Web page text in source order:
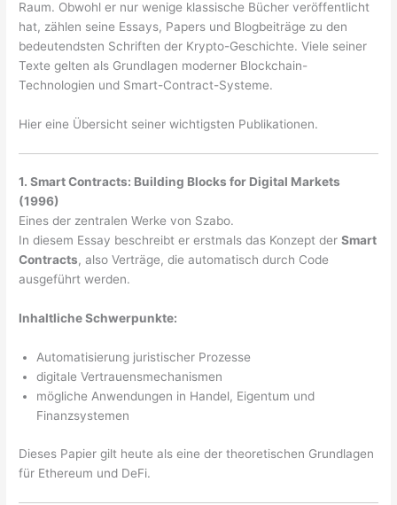
Raum. Obwohl er nur wenige klassische Bücher veröffentlicht
hat, zählen seine Essays, Papers und Blogbeiträge zu den
bedeutendsten Schriften der Krypto-Geschichte. Viele seiner
Texte gelten als Grundlagen moderner Blockchain-
Technologien und Smart-Contract-Systeme.
Hier eine Übersicht seiner wichtigsten Publikationen.
1. Smart Contracts: Building Blocks for Digital Markets
(1996)
Eines der zentralen Werke von Szabo.
In diesem Essay beschreibt er erstmals das Konzept derSmart
Contracts, also Verträge, die automatisch durch Code
ausgeführt werden.
Inhaltliche Schwerpunkte:
Automatisierung juristischer Prozesse
digitale Vertrauensmechanismen
mögliche Anwendungen in Handel, Eigentum und
Finanzsystemen
Dieses Papier gilt heute als eine der theoretischen Grundlagen
für Ethereum und DeFi.